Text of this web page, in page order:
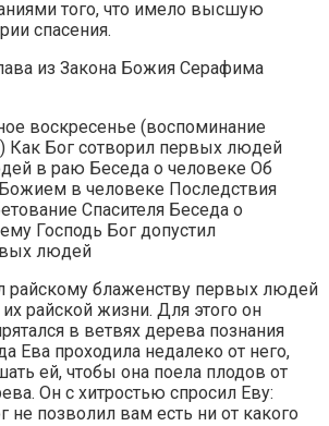
того, что имело высшую
спасения.
из Закона Божия Серафима
воскресенье (воспоминание
Как Бог сотворил первых людей
в раю Беседа о человеке Об
в человеке Последствия
Спасителя Беседа о
Господь Бог допустил
людей
райскому блаженству первых людей
райской жизни. Для этого он
в ветвях дерева познания
Ева проходила недалеко от него,
ей, чтобы она поела плодов от
Он с хитростью спросил Еву:
не позволил вам есть ни от какого